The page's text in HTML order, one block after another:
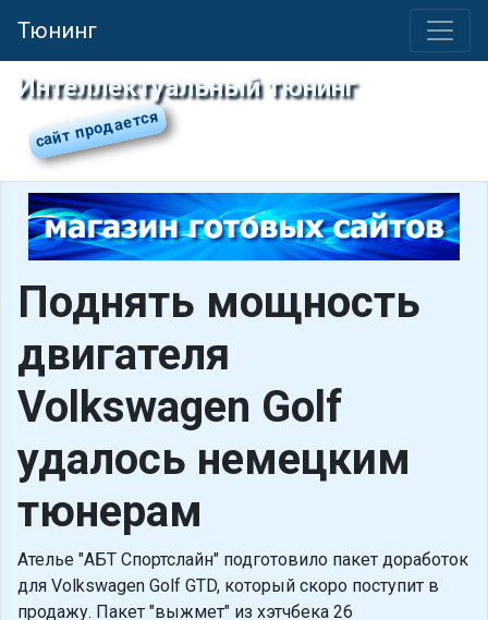
Тюнинг
Интеллектуальный тюнинг
Поднять мощность
двигателя
Volkswagen Golf
удалось немецким
тюнерам
Ателье "АБТ Спортслайн" подготовило пакет доработок
для Volkswagen Golf GTD, который скоро поступит в
продажу. Пакет "выжмет" из хэтчбека 26